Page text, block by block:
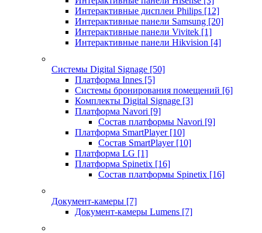
Интерактивные дисплеи Philips [12]
Интерактивные панели Samsung [20]
Интерактивные панели Vivitek [1]
Интерактивные панели Hikvision [4]
Системы Digital Signage [50]
Платформа Innes [5]
Системы бронирования помещений [6]
Комплекты Digital Signage [3]
Платформа Navori [9]
Состав платформы Navori [9]
Платформа SmartPlayer [10]
Состав SmartPlayer [10]
Платформа LG [1]
Платформа Spinetix [16]
Состав платформы Spinetix [16]
Документ-камеры [7]
Документ-камеры Lumens [7]